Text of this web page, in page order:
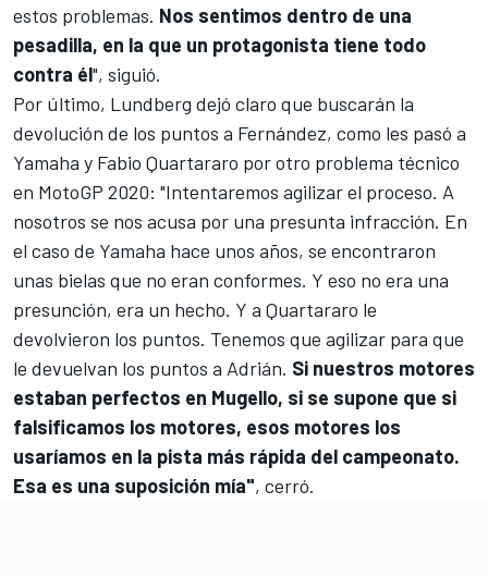
estos problemas. Nos sentimos dentro de una
pesadilla, en la que un protagonista tiene todo
contra él", siguió.
Por último, Lundberg dejó claro que buscarán la
devolución de los puntos a Fernández, como les pasó a
Yamaha y Fabio Quartararo por otro problema técnico
en MotoGP 2020: "Intentaremos agilizar el proceso. A
nosotros se nos acusa por una presunta infracción. En
el caso de Yamaha hace unos años, se encontraron
unas bielas que no eran conformes. Y eso no era una
presunción, era un hecho. Y a Quartararo le
devolvieron los puntos. Tenemos que agilizar para que
le devuelvan los puntos a Adrián. Si nuestros motores
estaban perfectos en Mugello, si se supone que si
falsificamos los motores, esos motores los
usaríamos en la pista más rápida del campeonato.
Esa es una suposición mía", cerró.